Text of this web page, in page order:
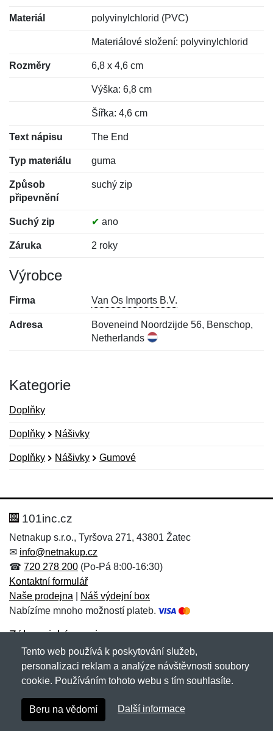
Materiál polyvinylchlorid (PVC)
Materiálové složení: polyvinylchlorid
Rozměry 6,8 x 4,6 cm
Výška: 6,8 cm
Šířka: 4,6 cm
Text nápisu The End
Typ materiálu guma
Způsob
připevnění
suchý zip
Suchý zip ✔ ano
Záruka 2 roky
Výrobce
Firma Van Os Imports B.V.
Adresa
Boveneind Noordzijde 56, Benschop,
Netherlands
Kategorie
Doplňky
Doplňky Nášivky
Doplňky Nášivky Gumové
Hodnocení:
Jméno: *
Zpráva*
Jméno:
E-mail:*
101inc.cz
Netnakup s.r.o., Tyršova 271, 43801 Žatec
✉ info@netnakup.cz
☎ 720 278 200 (Po-Pá 8:00-16:30)
Kontaktní formulář
Naše prodejna
Náš výdejní box
Nabízíme mnoho možností plateb.
Zákaznický servis
Novinky emailem
Copyright © 2007-2026 (19 let s vámi)Netnakup.cz
NetIQ. Všechna práva vyhrazena.
Tento web používá k poskytování služeb,
personalizaci reklam a analýze návštěvnosti soubory
cookie. Používáním tohoto webu s tím souhlasíte.
Beru na vědomí Další informace